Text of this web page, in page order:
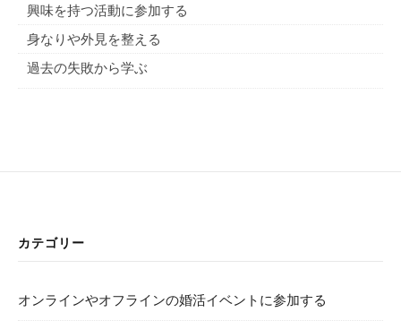
興味を持つ活動に参加する
身なりや外見を整える
過去の失敗から学ぶ
カテゴリー
オンラインやオフラインの婚活イベントに参加する